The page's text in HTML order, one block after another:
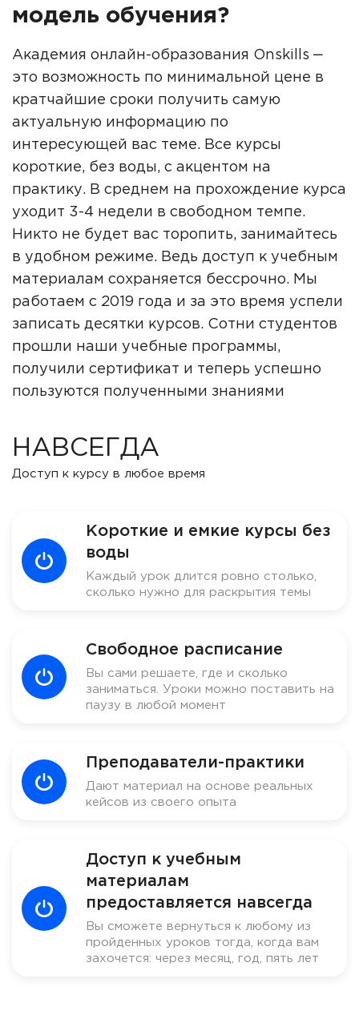
модель обучения?
Академия онлайн-образования Onskills ‒
это возможность по минимальной цене в
кратчайшие сроки получить самую
актуальную информацию по
интересующей вас теме. Все курсы
короткие, без воды, с акцентом на
практику. В среднем на прохождение курса
уходит 3-4 недели в свободном темпе.
Никто не будет вас торопить, занимайтесь
в удобном режиме. Ведь доступ к учебным
материалам сохраняется бессрочно. Мы
работаем с 2019 года и за это время успели
записать десятки курсов. Сотни студентов
прошли наши учебные программы,
получили сертификат и теперь успешно
пользуются полученными знаниями
НАВСЕГДА
Доступ к курсу в любое время
Короткие и емкие курсы без
воды
Каждый урок длится ровно столько,
сколько нужно для раскрытия темы
Свободное расписание
Вы сами решаете, где и сколько
заниматься. Уроки можно поставить на
паузу в любой момент
Преподаватели-практики
Дают материал на основе реальных
кейсов из своего опыта
Доступ к учебным
материалам
предоставляется навсегда
Вы сможете вернуться к любому из
пройденных уроков тогда, когда вам
захочется: через месяц, год, пять лет